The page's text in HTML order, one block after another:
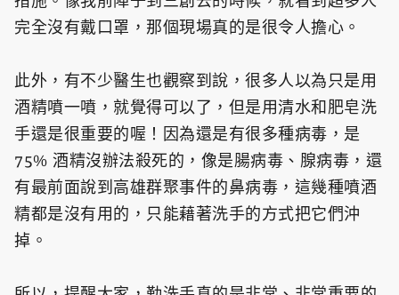
完全沒有戴口罩，那個現場真的是很令人擔心。
此外，有不少醫生也觀察到說，很多人以為只是用
酒精噴一噴，就覺得可以了，但是用清水和肥皂洗
手還是很重要的喔！因為還是有很多種病毒，是
75% 酒精沒辦法殺死的，像是腸病毒、腺病毒，還
有最前面說到高雄群聚事件的鼻病毒，這幾種噴酒
精都是沒有用的，只能藉著洗手的方式把它們沖
掉。